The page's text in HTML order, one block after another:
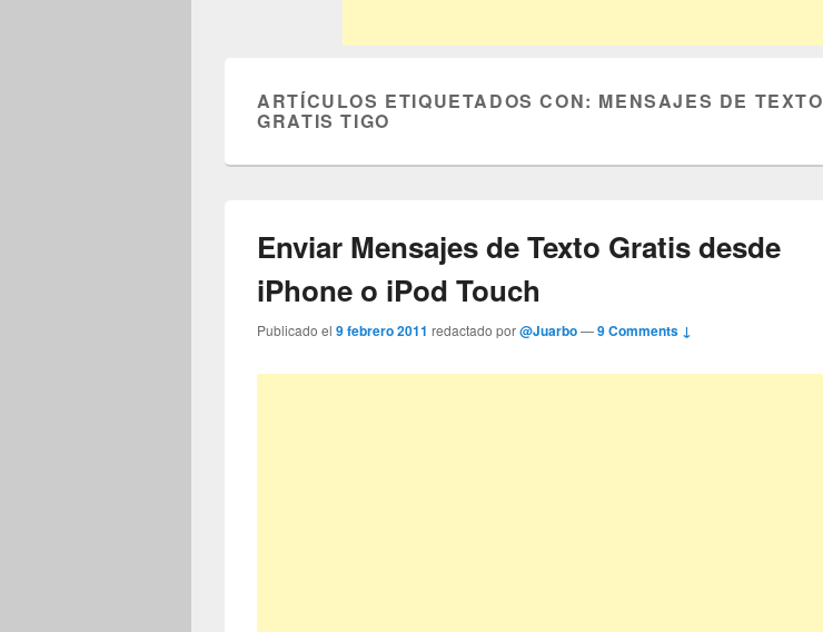
ARTÍCULOS ETIQUETADOS CON: MENSAJES DE TEXTO
GRATIS TIGO
Enviar Mensajes de Texto Gratis desde
iPhone o iPod Touch
Publicado el9 febrero 2011 redactado por@Juarbo—9 Comments ↓